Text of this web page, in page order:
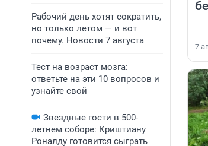
Рабочий день хотят сократить,
но только летом — и вот
почему. Новости 7 августа
Тест на возраст мозга:
ответьте на эти 10 вопросов и
узнайте свой
Звездные гости в 500-
летнем соборе: Криштиану
Роналду готовится сыграть
7